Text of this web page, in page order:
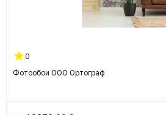
0
Фотообои ООО Ортограф